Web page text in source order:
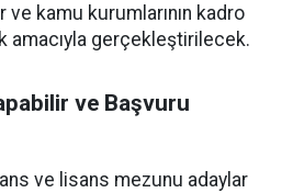
ve kamu kurumlarının kadro
amacıyla gerçekleştirilecek.
ve Başvuru
ve lisans mezunu adaylar